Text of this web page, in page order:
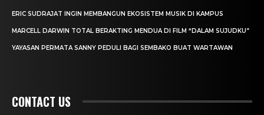
ERIC SUDRAJAT INGIN MEMBANGUN EKOSISTEM MUSIK DI KAMPUS
MARCELL DARWIN TOTAL BERAKTING MENDUA DI FILM “DALAM SUJUDKU”
YAYASAN PERMATA SANNY PEDULI BAGI SEMBAKO BUAT WARTAWAN
CONTACT US